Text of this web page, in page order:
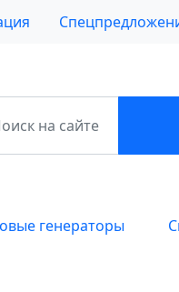
генераторы